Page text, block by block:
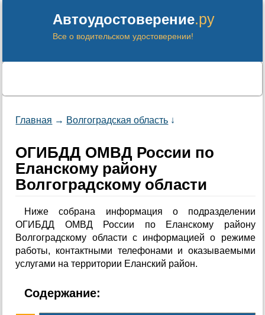
Автоудостоверение.ру
Все о водительском удостоверении!
Главная → Волгоградская область ↓
ОГИБДД ОМВД России по
Еланскому району
Волгоградскому области
Ниже собрана информация о подразделении
ОГИБДД ОМВД России по Еланскому району
Волгоградскому области с информацией о режиме
работы, контактными телефонами и оказываемыми
услугами на территории Еланский район.
Содержание: